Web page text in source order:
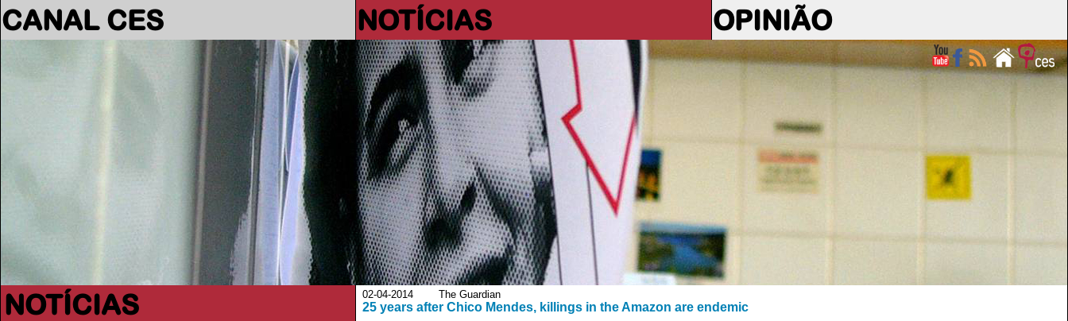
CANAL CES NOTÍCIAS OPINIÃO
NOTÍCIAS
02-04-2014 The Guardian
25 years after Chico Mendes, killings in the Amazon are endemic